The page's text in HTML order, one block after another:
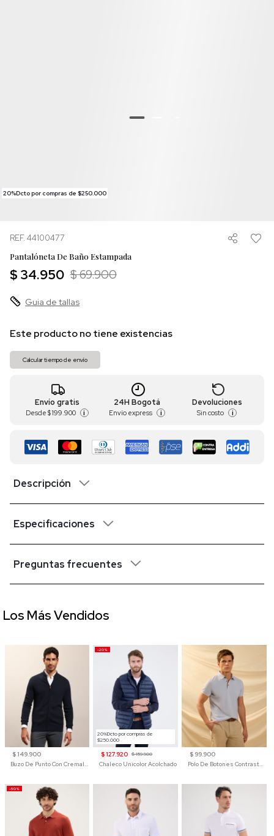
20%Dcto por compras de $250.000
REF. 44100477
Pantalóneta De Baño Estampada
$ 34.950 $ 69.900
Guia de tallas
Este producto no tiene existencias
Calcular tiempo de envío
Envío gratis
Desde $ 199.900 i
24H Bogotá
Envío express i
Devoluciones
Sin costo i
Descripción
Especificaciones
Preguntas frecuentes
$ 149.900
20%Dcto por compras de
$250.000
-20%
$ 127.920 $ 159.900
Chaleco Unicolor Acolchado
$ 99.900
Polo De Botones Contraste Para Hombre
-50%
Los Más Vendidos